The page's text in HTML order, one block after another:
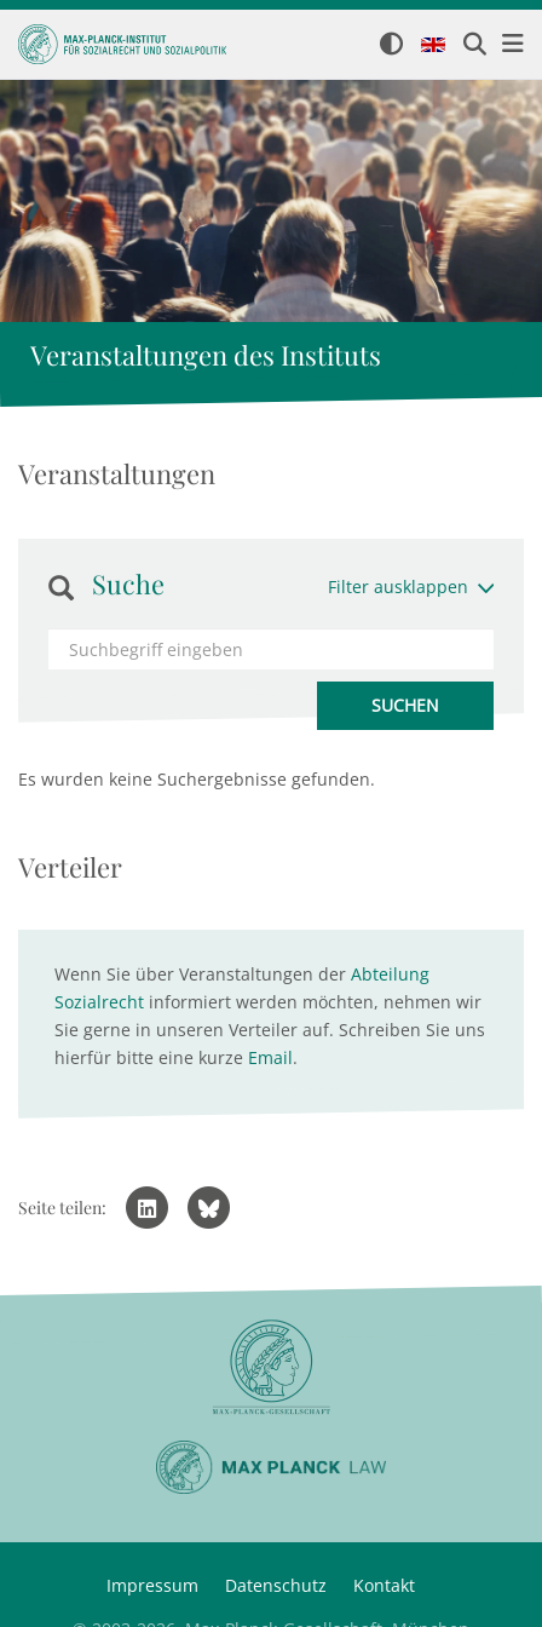
Veranstaltungen des Instituts
Veranstaltungen
Suche Filter ausklappen
Es wurden keine Suchergebnisse gefunden.
Verteiler
Wenn Sie über Veranstaltungen der Abteilung
Sozialrecht informiert werden möchten, nehmen wir
Sie gerne in unseren Verteiler auf. Schreiben Sie uns
hierfür bitte eine kurze Email.
Seite teilen:
Impressum Datenschutz
Kontakt